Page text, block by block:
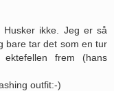
ikke. Jeg er så
bare tar det som en tur
frem (hans
outfit:-)